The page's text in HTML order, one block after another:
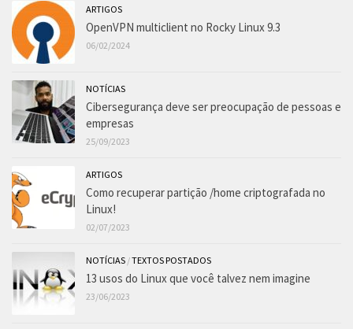
ARTIGOS
OpenVPN multiclient no Rocky Linux 9.3
06/02/2024
NOTÍCIAS
Cibersegurança deve ser preocupação de pessoas e
empresas
25/09/2023
ARTIGOS
Como recuperar partição /home criptografada no
Linux!
02/07/2023
NOTÍCIAS /TEXTOS POSTADOS
13 usos do Linux que você talvez nem imagine
23/06/2023